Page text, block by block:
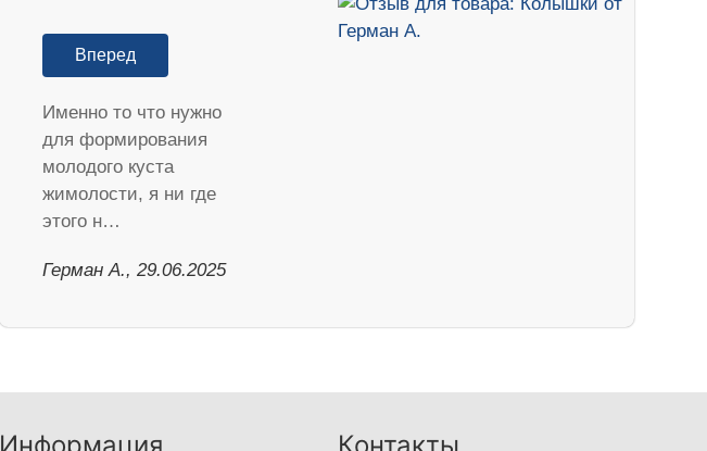
Вперед
Именно то что нужно
для формирования
молодого куста
жимолости, я ни где
этого н…
Герман А., 29.06.2025
Информация Контакты